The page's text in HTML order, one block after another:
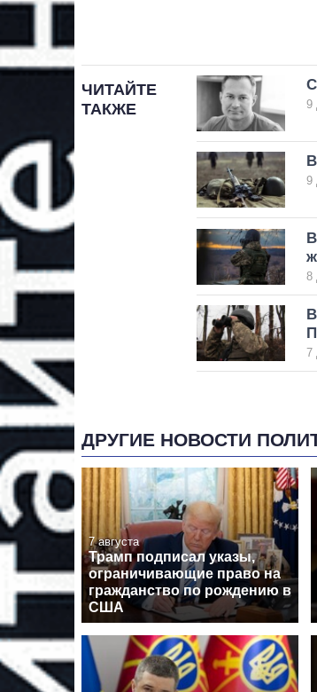
ЧИТАЙТЕ
ТАКЖЕ
9
9
8
7
ДРУГИЕ НОВОСТИ
7 августа
Трамп подписал указы,
ограничивающие право на
гражданство по рождению в
США